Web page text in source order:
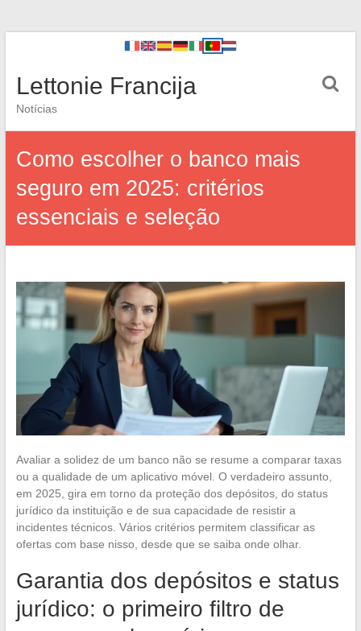
Lettonie Francija
Notícias
Como escolher o banco mais
seguro em 2025: critérios
essenciais e seleção
Avaliar a solidez de um banco não se resume a comparar taxas
ou a qualidade de um aplicativo móvel. O verdadeiro assunto,
em 2025, gira em torno da proteção dos depósitos, do status
jurídico da instituição e de sua capacidade de resistir a
incidentes técnicos. Vários critérios permitem classificar as
ofertas com base nisso, desde que se saiba onde olhar.
Garantia dos depósitos e status
jurídico: o primeiro filtro de